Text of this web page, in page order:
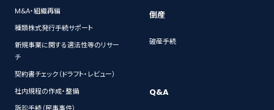
M&A・組織再編
種類株式発行手続サポート
新規事業に関する適法性等のリサー
チ
契約書チェック（ドラフト・レビュー）
社内規程の作成・整備
倒産
破産手続
Q&A